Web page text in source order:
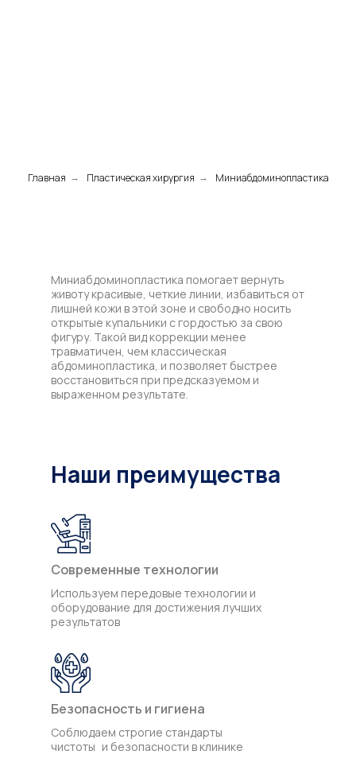
Главная → Пластическая хирургия → Миниабдоминопластика
Миниабдоминопластика помогает вернуть
животу красивые, четкие линии, избавиться от
лишней кожи в этой зоне и свободно носить
открытые купальники с гордостью за свою
фигуру. Такой вид коррекции менее
травматичен, чем классическая
абдоминопластика, и позволяет быстрее
восстановиться при предсказуемом и
выраженном результате.
Наши преимущества
Используем передовые технологии и
оборудование для достижения лучших
результатов
Современные технологии
Соблюдаем строгие стандарты
чистоты и безопасности в клинике
Безопасность и гигиена